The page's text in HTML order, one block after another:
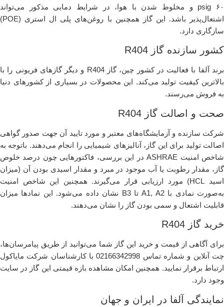
۶۰ psig و مخلوط شدن با هوا، در شرایط دمایی مذکور می‌تواند
اشتعال‌پذیر باشد. این گاز همچنین با روغن‌های پلی ال استری (POE)
سازگاری دارد.
کشور سازنده گاز R404
برند آلفا با فعالیت در کشور چین، گاز R404 و دیگر گازهای فریونی را با
بالاترین کیفیت تولید می‌کند. این محصولات در بسیاری از کشورهای دنیا
به فروش می‌رسند.
صحت و اصالت گاز R404
شرکت سازنده و آزمایشگاه‌های معتبر و مورد تایید آن جهت صدور گواهی
اصالت تولید برای این گاز، آنالیزهای شیمیایی را انجام می‌دهند. باتوجه به
شاخص امنیت ASHRAE در این بررسی، فاکتورهایی چون درصد خلوص
گاز، مقدار رطوبت یا آب موجود در مبرد و مقدار اسیدی بودن آن (میزان
اسید HCL) مورد ارزیابی قرار می‌گیرند. همچنین این شاخص امنیت
به‌صورت نمادی با A1, A2 تا B3 نشان داده می‌شود. این نمادها میزان
قابلیت اشتعال و سمی بودن گاز را نشان می‌دهند.
خرید گاز R404
برای آگاهی از قیمت و خرید این گاز شما می‌توانید از طریق پیامرسان‌ها،
چت آنلاین و شماره تماس 02166342998 با کارشناسان شرکت مایاکول
ارتباط برقرار نمایید. همچنین امکان مشاهده بازه قیمتی این گاز در سایت
وجود دارد.
نمایندگی آلفا در ایران و جهان